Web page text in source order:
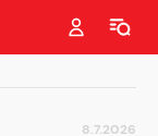
8.7.2026